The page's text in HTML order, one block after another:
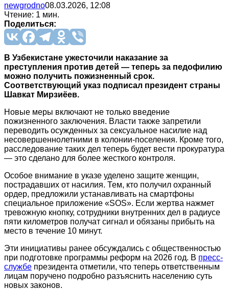
newgrodno08.03.2026, 12:08
Чтение: 1 мин.
Поделиться:
В Узбекистане ужесточили наказание за
преступления против детей — теперь за педофилию
можно получить пожизненный срок.
Соответствующий указ подписал президент страны
Шавкат Мирзиёев.
Новые меры включают не только введение
пожизненного заключения. Власти также запретили
переводить осужденных за сексуальное насилие над
несовершеннолетними в колонии-поселения. Кроме того,
расследование таких дел теперь будет вести прокуратура
— это сделано для более жесткого контроля.
Особое внимание в указе уделено защите женщин,
пострадавших от насилия. Тем, кто получил охранный
ордер, предложили устанавливать на смартфоны
специальное приложение «SOS». Если жертва нажмет
тревожную кнопку, сотрудники внутренних дел в радиусе
пяти километров получат сигнал и обязаны прибыть на
место в течение 10 минут.
Эти инициативы ранее обсуждались с общественностью
при подготовке программы реформ на 2026 год. В пресс-
службе президента отметили, что теперь ответственным
лицам поручено подробно разъяснить населению суть
новых законов.